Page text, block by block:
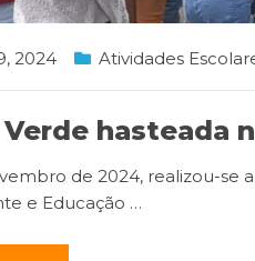
2024 Atividades
hasteada
de 2024, realizou-se
e Educação …